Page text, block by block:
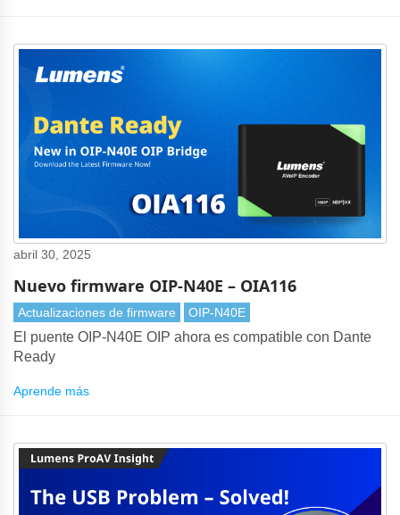
abril 30, 2025
Nuevo firmware OIP-N40E – OIA116
Actualizaciones de firmware OIP-N40E
El puente OIP-N40E OIP ahora es compatible con Dante
Ready
Aprende más